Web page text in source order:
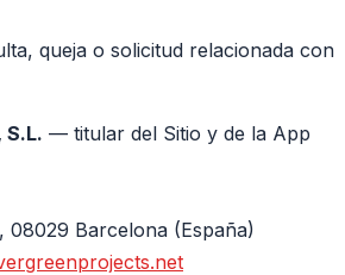
queja o solicitud relacionada con
— titular del Sitio y de la App
08029 Barcelona (España)